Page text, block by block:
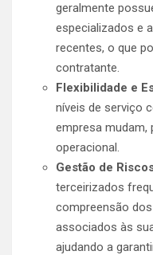
geralmente
especializados e
recentes, o que
contratante.
Flexibilidade e
níveis de serviço
empresa mudam,
operacional.
Gestão de
terceirizados
compreensão
associados às
ajudando a